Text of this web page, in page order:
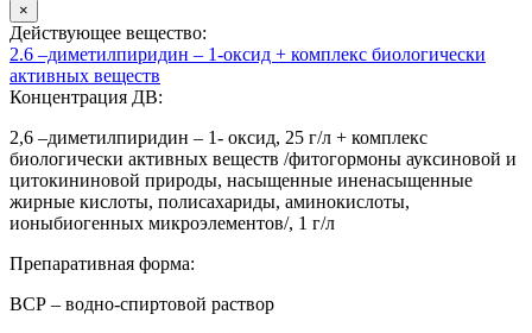
×
Действующее вещество:
2.6 –диметилпиридин – 1-оксид + комплекс биологически
активных веществ
Концентрация ДВ:
2,6 –диметилпиридин – 1- оксид, 25 г/л + комплекс
биологически активных веществ /фитогормоны ауксиновой и
цитокининовой природы, насыщенные иненасыщенные
жирные кислоты, полисахариды, аминокислоты,
ионыбиогенных микроэлементов/, 1 г/л
Препаративная форма:
ВСР – водно-спиртовой раствор